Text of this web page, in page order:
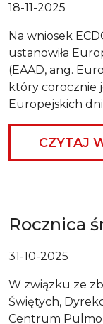
18-11-2025
Na wniosek
ustanowiła
(EAAD, ang.
który corocznie
Europejskich
CZYTAJ
Rocznica
31-10-2025
W związku ze
Świętych,
Centrum